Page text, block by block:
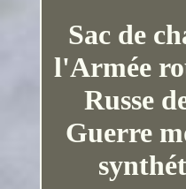
Sac de
l'Armée
Russe
Guerre